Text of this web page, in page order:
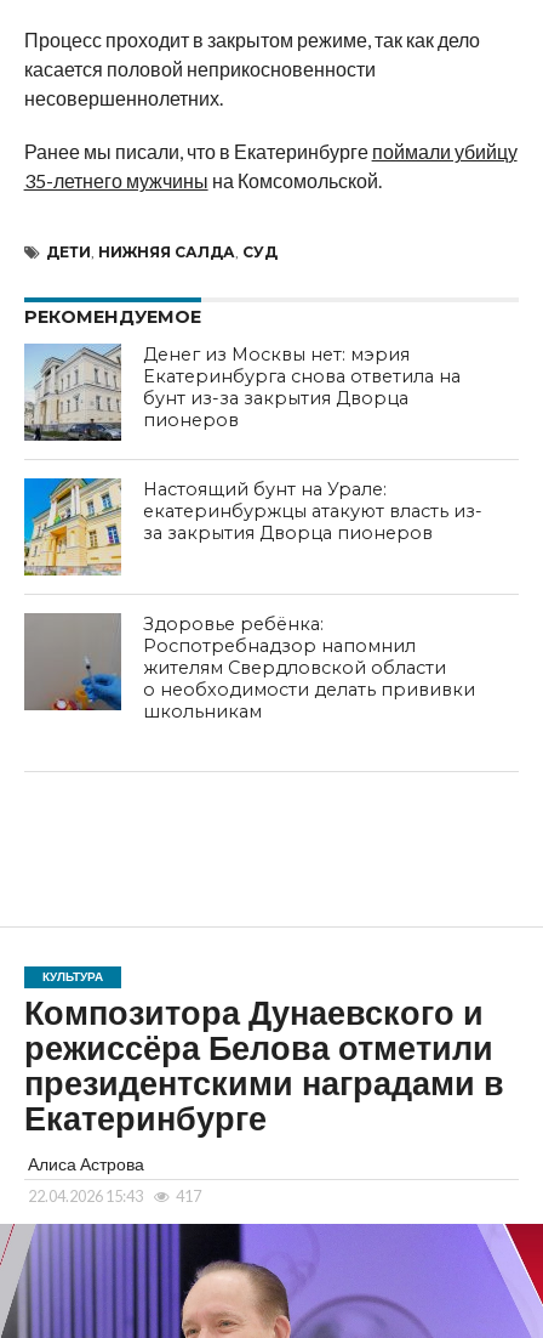
Процесс проходит в закрытом режиме, так как дело
касается половой неприкосновенности
несовершеннолетних.
Ранее мы писали, что в Екатеринбурге поймали убийцу
35-летнего мужчины на Комсомольской.
ДЕТИ, НИЖНЯЯ САЛДА, СУД
РЕКОМЕНДУЕМОЕ
Денег из Москвы нет: мэрия
Екатеринбурга снова ответила на
бунт из-за закрытия Дворца
пионеров
Настоящий бунт на Урале:
екатеринбуржцы атакуют власть из-
за закрытия Дворца пионеров
Здоровье ребёнка:
Роспотребнадзор напомнил
жителям Свердловской области
о необходимости делать прививки
школьникам
КУЛЬТУРА
Композитора Дунаевского и
режиссёра Белова отметили
президентскими наградами в
Екатеринбурге
Алиса Астрова
22.04.2026 15:43 417